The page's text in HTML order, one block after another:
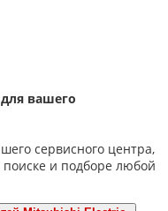
вашего
сервисного центра,
поиске и подборе любой